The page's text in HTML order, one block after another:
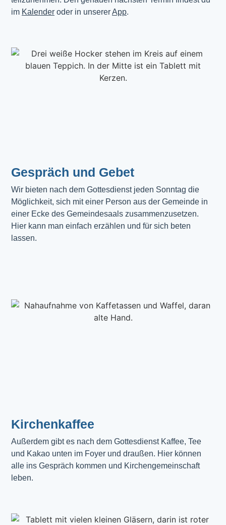
im Kalender oder in unserer App.
Gespräch und Gebet
Wir bieten nach dem Gottesdienst jeden Sonntag die
Möglichkeit, sich mit einer Person aus der Gemeinde in
einer Ecke des Gemeindesaals zusammenzusetzen.
Hier kann man einfach erzählen und für sich beten
lassen.
Kirchenkaffee
Außerdem gibt es nach dem Gottesdienst Kaffee, Tee
und Kakao unten im Foyer und draußen. Hier können
alle ins Gespräch kommen und Kirchengemeinschaft
leben.